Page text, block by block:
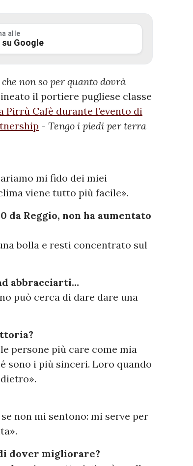
alle
Google
non so per quanto dovrà
il portiere pugliese classe
Pirrù Cafè durante l’evento di
- Tengo i piedi per terra
mi fido dei miei
viene tutto più facile».
Reggio, non ha aumentato
bolla e resti concentrato sul
abbracciarti…
può cerca di dare dare una
persone più care come mia
sono i più sinceri. Loro quando
non mi sentono: mi serve per
dover migliorare?